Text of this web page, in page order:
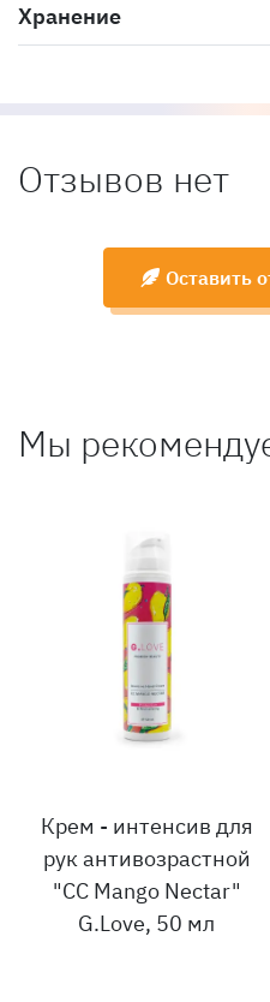
Хранение
Отзывов нет
Оставить
Мы
Крем - интенсив для
рук антивозрастной
"CC Mango Nectar"
G.Love, 50 мл